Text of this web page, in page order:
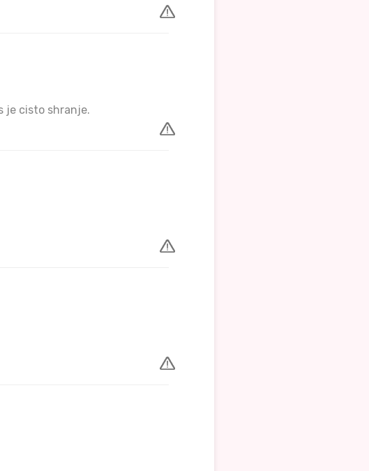
je cisto shranje.